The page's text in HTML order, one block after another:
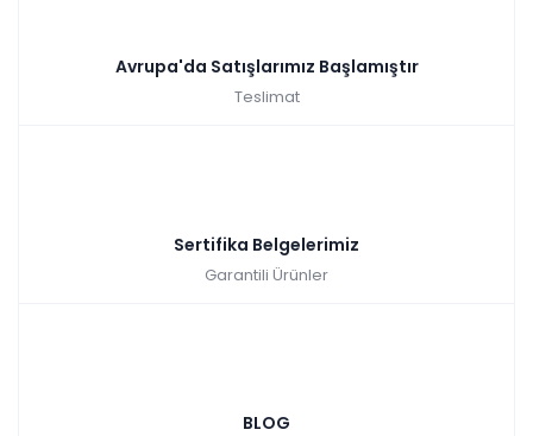
Avrupa'da Satışlarımız Başlamıştır
Teslimat
Sertifika Belgelerimiz
Garantili Ürünler
BLOG